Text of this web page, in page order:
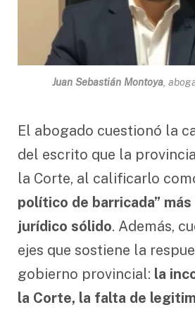
Juan Sebastián Montoya,
El abogado cuestionó la
del escrito que la
la Corte, al calificarlo
político de barricada”
jurídico sólido. Además,
ejes que sostiene la
gobierno provincial: la
la Corte, la falta de